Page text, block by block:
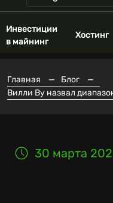
Инвестиции
в майнинг
Хостинг
Главная — Блог
—
Вилли Ву назвал
30 марта